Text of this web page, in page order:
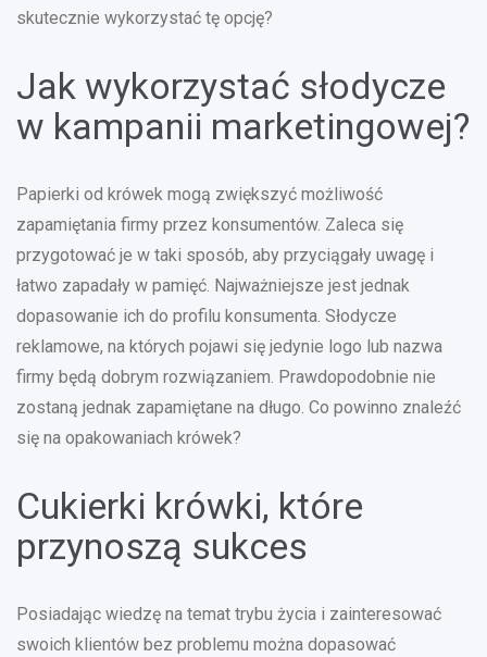
skutecznie wykorzystać tę opcję?
Jak wykorzystać słodycze
w kampanii marketingowej?
Papierki od krówek mogą zwiększyć możliwość
zapamiętania firmy przez konsumentów. Zaleca się
przygotować je w taki sposób, aby przyciągały uwagę i
łatwo zapadały w pamięć. Najważniejsze jest jednak
dopasowanie ich do profilu konsumenta. Słodycze
reklamowe, na których pojawi się jedynie logo lub nazwa
firmy będą dobrym rozwiązaniem. Prawdopodobnie nie
zostaną jednak zapamiętane na długo. Co powinno znaleźć
się na opakowaniach krówek?
Cukierki krówki, które
przynoszą sukces
Posiadając wiedzę na temat trybu życia i zainteresować
swoich klientów bez problemu można dopasować